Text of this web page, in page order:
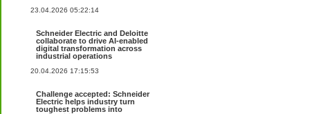
23.04.2026 05:22:14
Schneider Electric and Deloitte
collaborate to drive AI-enabled
digital transformation across
industrial operations
20.04.2026 17:15:53
Challenge accepted: Schneider
Electric helps industry turn
toughest problems into